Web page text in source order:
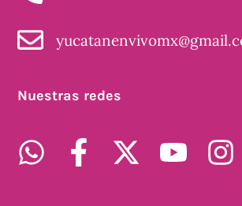
Nuestras redes